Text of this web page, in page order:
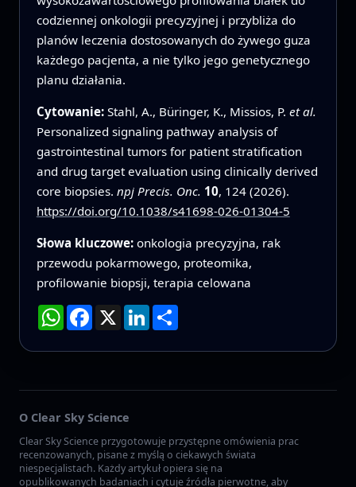
codziennej onkologii precyzyjnej i przybliża do
planów leczenia dostosowanych do żywego guza
każdego pacjenta, a nie tylko jego genetycznego
planu działania.
Cytowanie: Stahl, A., Büringer, K., Missios, P. et al.
Personalized signaling pathway analysis of
gastrointestinal tumors for patient stratification
and drug target evaluation using clinically derived
core biopsies. npj Precis. Onc. 10, 124 (2026).
https://doi.org/10.1038/s41698-026-01304-5
Słowa kluczowe: onkologia precyzyjna, rak
przewodu pokarmowego, proteomika,
profilowanie biopsji, terapia celowana
WhatsApp
Facebook
X LinkedInPodziel
się
O Clear Sky Science
Clear Sky Science przygotowuje przystępne omówienia prac
recenzowanych, pisane z myślą o ciekawych świata
niespecjalistach. Każdy artykuł opiera się na
opublikowanych badaniach i cytuje źródła pierwotne, aby